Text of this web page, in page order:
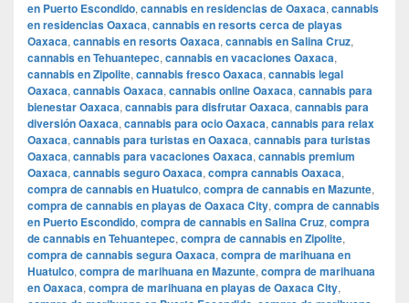
en Puerto Escondido, cannabis en residencias de Oaxaca, cannabis
en residencias Oaxaca, cannabis en resorts cerca de playas
Oaxaca, cannabis en resorts Oaxaca, cannabis en Salina Cruz,
cannabis en Tehuantepec, cannabis en vacaciones Oaxaca,
cannabis en Zipolite, cannabis fresco Oaxaca, cannabis legal
Oaxaca, cannabis Oaxaca, cannabis online Oaxaca, cannabis para
bienestar Oaxaca, cannabis para disfrutar Oaxaca, cannabis para
diversión Oaxaca, cannabis para ocio Oaxaca, cannabis para relax
Oaxaca, cannabis para turistas en Oaxaca, cannabis para turistas
Oaxaca, cannabis para vacaciones Oaxaca, cannabis premium
Oaxaca, cannabis seguro Oaxaca, compra cannabis Oaxaca,
compra de cannabis en Huatulco, compra de cannabis en Mazunte,
compra de cannabis en playas de Oaxaca City, compra de cannabis
en Puerto Escondido, compra de cannabis en Salina Cruz, compra
de cannabis en Tehuantepec, compra de cannabis en Zipolite,
compra de cannabis segura Oaxaca, compra de marihuana en
Huatulco, compra de marihuana en Mazunte, compra de marihuana
en Oaxaca, compra de marihuana en playas de Oaxaca City,